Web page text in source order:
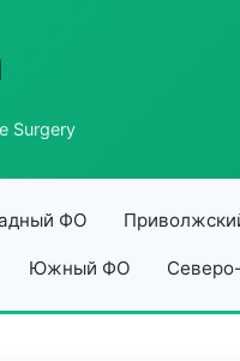
Surgery
ФО
Южный ФО